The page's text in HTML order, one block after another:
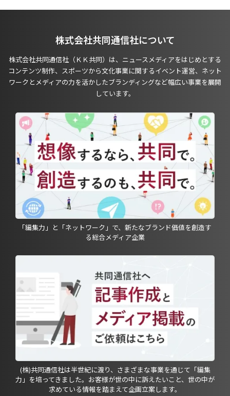
株式会社共同通信社について
株式会社共同通信社（ＫＫ共同）は、ニュースメディアをはじめとする
コンテンツ制作、スポーツから文化事業に関するイベント運営、ネット
ワークとメディアの力を活かしたブランディングなど幅広い事業を展開
しています。
「編集力」と「ネットワーク」で、新たなブランド価値を創造す
る総合メディア企業
(株)共同通信社は半世紀に渡り、さまざまな事業を通じて「編集
力」を培ってきました。お客様が世の中に訴えたいこと、世の中が
求めている情報を踏まえて企画立案します。